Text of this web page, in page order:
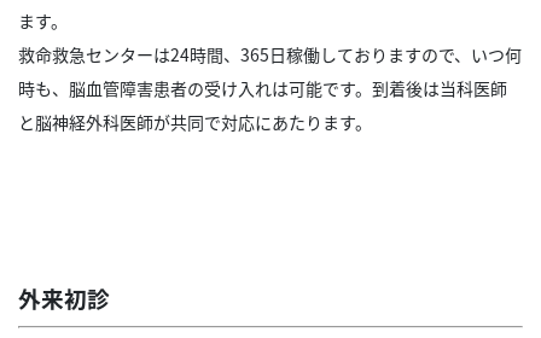
ます。
救命救急センターは24時間、365日稼働しておりますので、いつ何
時も、脳血管障害患者の受け入れは可能です。到着後は当科医師
と脳神経外科医師が共同で対応にあたります。
外来初診